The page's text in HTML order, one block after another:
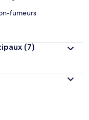
fumeurs
(7)